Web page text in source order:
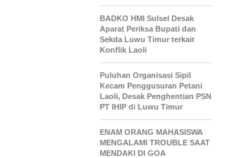
BADKO HMI Sulsel Desak
Aparat Periksa Bupati dan
Sekda Luwu Timur terkait
Konflik Laoli
Puluhan Organisasi Sipil
Kecam Penggusuran Petani
Laoli, Desak Penghentian PSN
PT IHIP di Luwu Timur
ENAM ORANG MAHASISWA
MENGALAMI TROUBLE SAAT
MENDAKI DI GOA